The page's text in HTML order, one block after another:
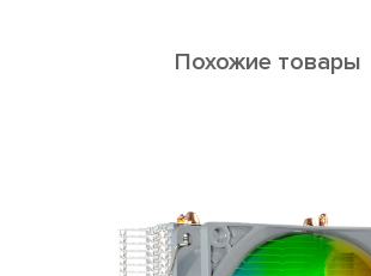
Похожие товары